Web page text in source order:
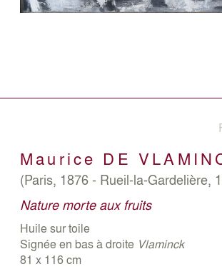
Maurice DE
(Paris, 1876 - Rueil-la-Gardelière,
Nature morte aux fruits
Huile sur toile
Signée en bas à droite Vlaminck
81 x 116 cm